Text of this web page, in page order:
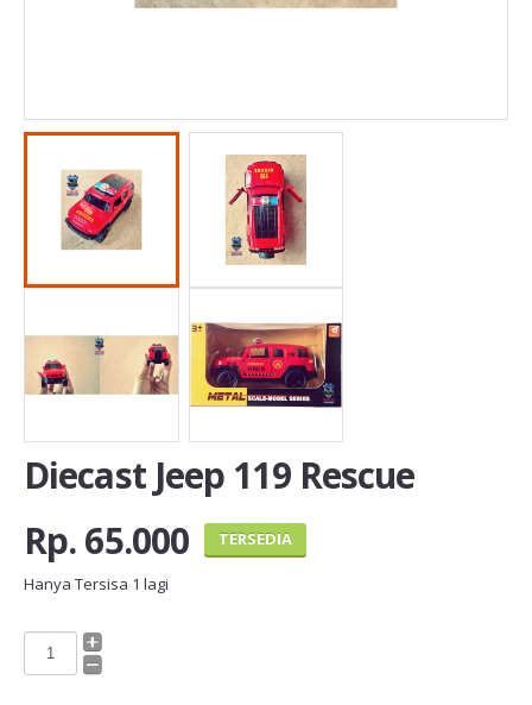
Diecast Jeep 119 Rescue
Rp. 65.000
TERSEDIA
Hanya Tersisa 1 lagi